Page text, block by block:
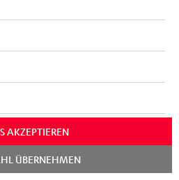
AIRY SPORTS TWS
Produkt
AKZEPTIEREN
ÜBERNEHMEN